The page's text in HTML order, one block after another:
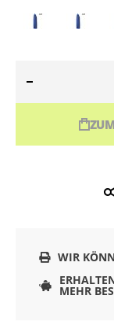
WIR
MEHR